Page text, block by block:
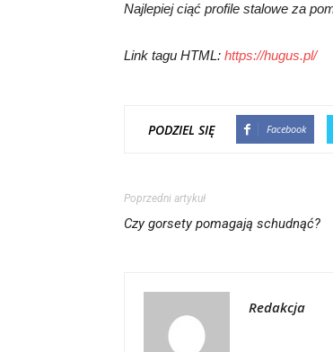
Najlepiej ciąć profile stalowe za
Link tagu HTML: https://hugus.pl/
PODZIEL SIĘ Facebook
Poprzedni artykuł
Czy gorsety pomagają schudnąć?
Redakcja